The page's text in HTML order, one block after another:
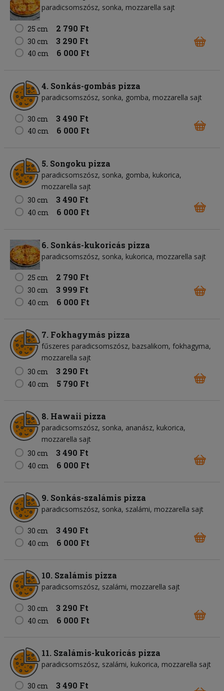
paradicsomszósz sonka mozzarella sajt
25 cm 2 790 Ft
30 cm 3 290 Ft
40 cm 6 000 Ft
4. Sonkás-gombás pizza
paradicsomszósz sonka gomba mozzarella sajt
30 cm 3 490 Ft
40 cm 6 000 Ft
5. Songoku pizza
paradicsomszósz sonka gomba kukorica
mozzarella sajt
30 cm
3 490 Ft
40 cm 6 000 Ft
6. Sonkás-kukoricás pizza
paradicsomszósz sonka kukorica mozzarella sajt
25 cm 2 790 Ft
30 cm 3 999 Ft
40 cm 6 000 Ft
7. Fokhagymás pizza
fűszeres paradicsomszósz bazsalikom fokhagyma
mozzarella sajt
30 cm
3 290 Ft
40 cm 5 790 Ft
8. Hawaii pizza
paradicsomszósz sonka ananász kukorica
mozzarella sajt
30 cm
3 490 Ft
40 cm 6 000 Ft
9. Sonkás-szalámis pizza
paradicsomszósz sonka szalámi mozzarella sajt
30 cm 3 490 Ft
40 cm 6 000 Ft
10. Szalámis pizza
paradicsomszósz szalámi mozzarella sajt
30 cm 3 290 Ft
40 cm 6 000 Ft
11. Szalámis-kukoricás pizza
paradicsomszósz szalámi kukorica mozzarella sajt
30 cm 3 490 Ft